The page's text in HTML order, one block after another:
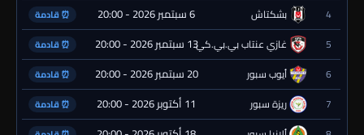
4 بشكتاش 6 سبتمبر 2026 - 20:00 ⏰ قادمة
5 غازي عنتاب بي.بي.كي.13 سبتمبر 2026 - 20:00 ⏰ قادمة
6 أيوب سبور 20 سبتمبر 2026 - 20:00 ⏰ قادمة
7 ريزة سبور 11 أكتوبر 2026 - 20:00 ⏰ قادمة